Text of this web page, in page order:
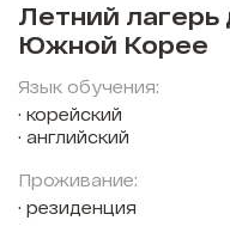
Летний лагерь
Южной Корее
Язык обучения:
корейский
английский
Проживание:
резиденция